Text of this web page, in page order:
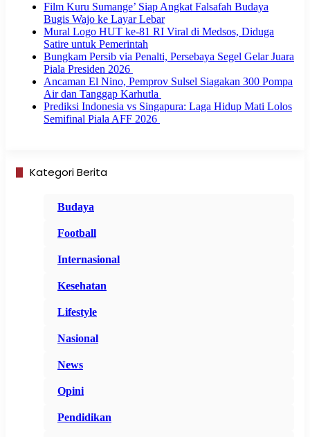
Film Kuru Sumange’ Siap Angkat Falsafah Budaya
Bugis Wajo ke Layar Lebar
Mural Logo HUT ke-81 RI Viral di Medsos, Diduga
Satire untuk Pemerintah
Bungkam Persib via Penalti, Persebaya Segel Gelar Juara
Piala Presiden 2026
Ancaman El Nino, Pemprov Sulsel Siagakan 300 Pompa
Air dan Tanggap Karhutla
Prediksi Indonesia vs Singapura: Laga Hidup Mati Lolos
Semifinal Piala AFF 2026
Kategori Berita
Budaya
Football
Internasional
Kesehatan
Lifestyle
Nasional
News
Opini
Pendidikan